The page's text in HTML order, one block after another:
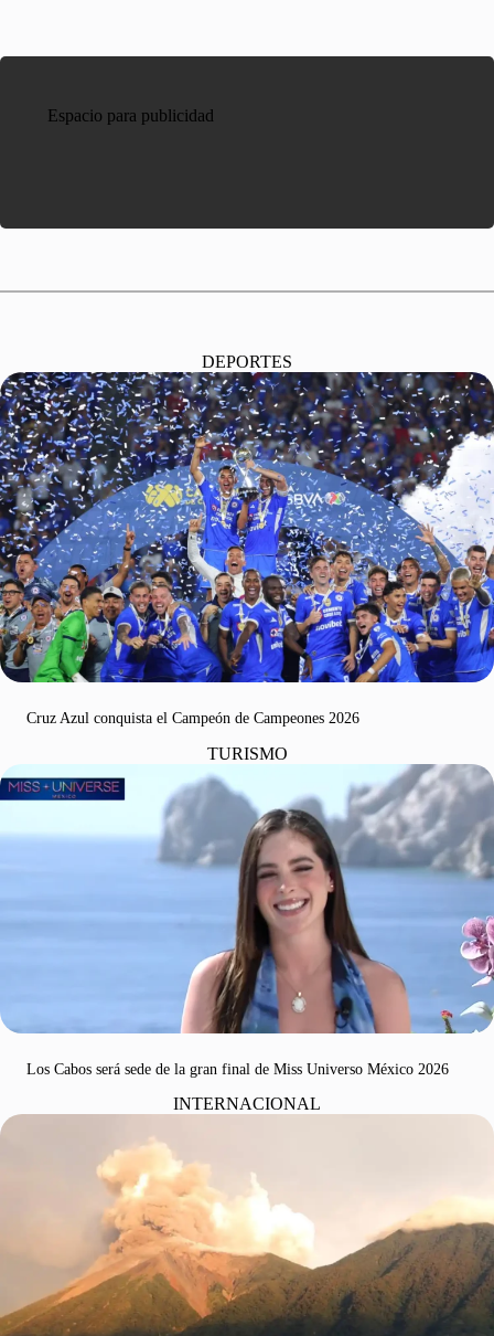
Espacio para publicidad
DEPORTES
Cruz Azul conquista el Campeón de Campeones 2026
TURISMO
Los Cabos será sede de la gran final de Miss Universo México 2026
INTERNACIONAL